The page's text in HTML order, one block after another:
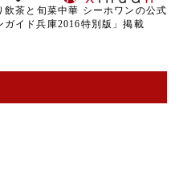
茶と旬菜中華 シーホワンの公式
イド兵庫2016特別版」掲載